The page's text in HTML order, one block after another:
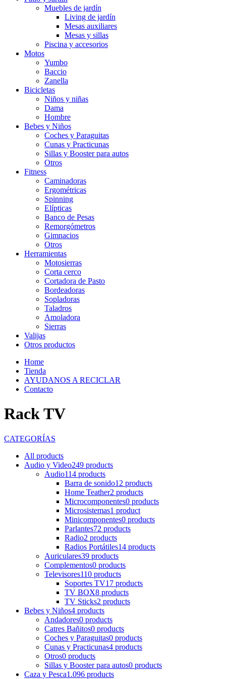
Muebles de jardín
Living de jardín
Mesas auxiliares
Mesas y sillas
Piscina y accesorios
Motos
Yumbo
Baccio
Zanella
Bicicletas
Niños y niñas
Dama
Hombre
Bebes y Niños
Coches y Paraguitas
Cunas y Practicunas
Sillas y Booster para autos
Otros
Fitness
Caminadoras
Ergométricas
Spinning
Elípticas
Banco de Pesas
Remorgómetros
Gimnacios
Otros
Herramientas
Motosierras
Corta cerco
Cortadora de Pasto
Bordeadoras
Sopladoras
Taladros
Amoladora
Sierras
Valijas
Otros productos
Home
Tienda
AYUDANOS A RECICLAR
Contacto
Rack TV
CATEGORÍAS
All products
Audio y Video249 products
Audio114 products
Barra de sonido12 products
Home Teather2 products
Microcomponentes0 products
Microsistemas1 product
Minicomponentes0 products
Parlantes72 products
Radio2 products
Radios Portátiles14 products
Auriculares39 products
Complementos0 products
Televisores110 products
Soportes TV17 products
TV BOX8 products
TV Sticks2 products
Bebes y Niños4 products
Andadores0 products
Catres Bañitos0 products
Coches y Paraguitas0 products
Cunas y Practicunas4 products
Otros0 products
Sillas y Booster para autos0 products
Caza y Pesca1.096 products